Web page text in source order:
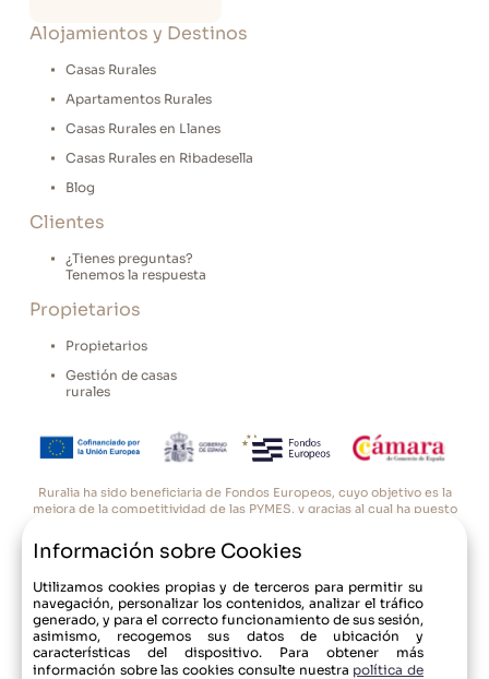
Casas Rurales
Promociones
Blog
Alojamientos y Destinos
Casas Rurales
Apartamentos Rurales
Casas Rurales en Llanes
Casas Rurales en Ribadesella
Blog
Clientes
¿Tienes preguntas?
Tenemos la respuesta
Propietarios
Propietarios
Gestión de casas
rurales
Ruralia ha sido beneficiaria de Fondos Europeos, cuyo objetivo es la
mejora de la competitividad de las PYMES, y gracias al cual ha puesto
digitalización y la competitividad de las pymes durante el año 2025.
Para ello ha contado con el apoyo del Programa Pyme Digital de la
© 2017-24 Ruralia
Información sobre Cookies
Utilizamos cookies propias y de terceros para permitir su
navegación, personalizar los contenidos, analizar el tráfico
generado, y para el correcto funcionamiento de sus sesión,
asimismo, recogemos sus datos de ubicación y
características del dispositivo. Para obtener más
información sobre las cookies consulte nuestra política de